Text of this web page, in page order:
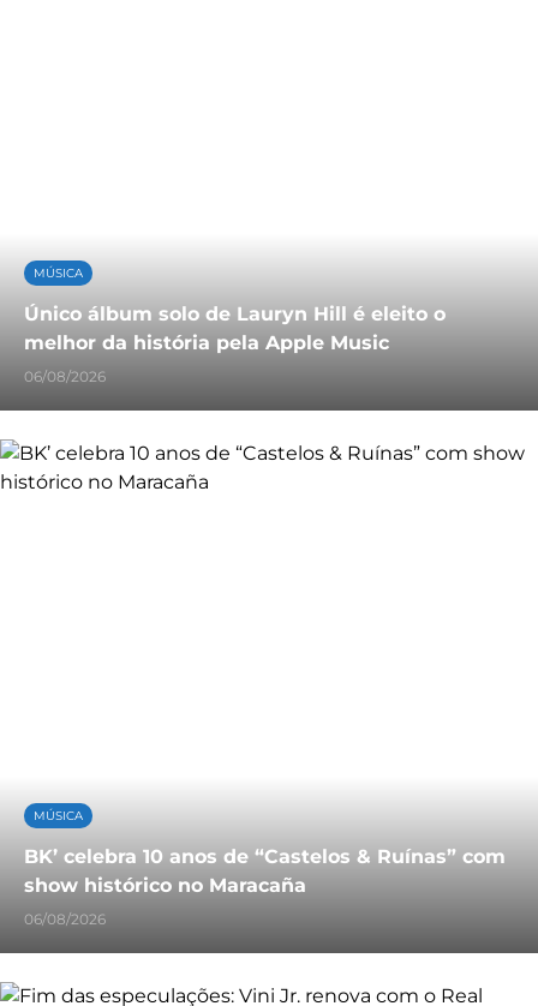
MÚSICA
Único álbum solo de Lauryn Hill é eleito o
melhor da história pela Apple Music
06/08/2026
MÚSICA
BK’ celebra 10 anos de “Castelos & Ruínas” com
show histórico no Maracaña
06/08/2026